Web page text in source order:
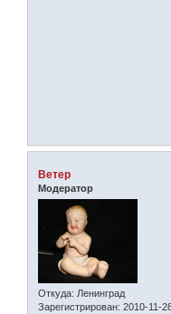
Ветер
Модератор
Откуда: Ленинград
Зарегистрирован: 2010-11-